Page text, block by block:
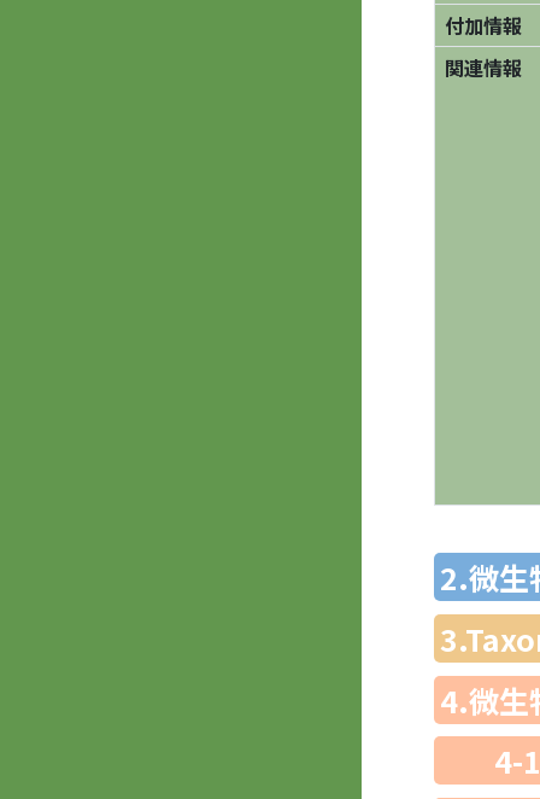
付加情報
関連情報
2.微生
4.微生
4-